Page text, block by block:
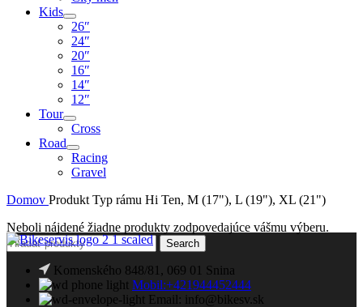
Kids
26″
24″
20″
16″
14″
12″
Tour
Cross
Road
Racing
Gravel
Domov Produkt Typ rámu Hi Ten, M (17"), L (19"), XL (21")
Neboli nájdené žiadne produkty zodpovedajúce vášmu výberu.
Search
Komenského 848/81, 069 01 Snina
Mobil:+421944452444
Email: info@bikesv.sk